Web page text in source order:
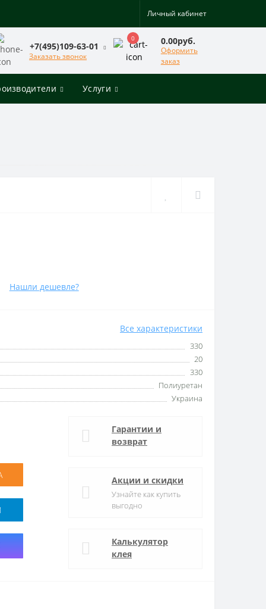
Личный кабинет
+7(495)109-63-01
Заказать звонок
0 0.00руб.
Оформить
заказ
Услуги
Нашли дешевле?
Все характеристики
330
20
330
Полиуретан
Украина
Гарантии и
возврат
Акции и скидки
Узнайте как купить
выгодно
Калькулятор
клея